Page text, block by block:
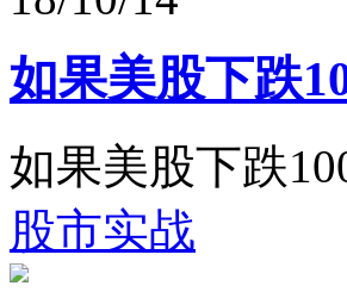
如果美股下跌
如果美股下跌
股市实战